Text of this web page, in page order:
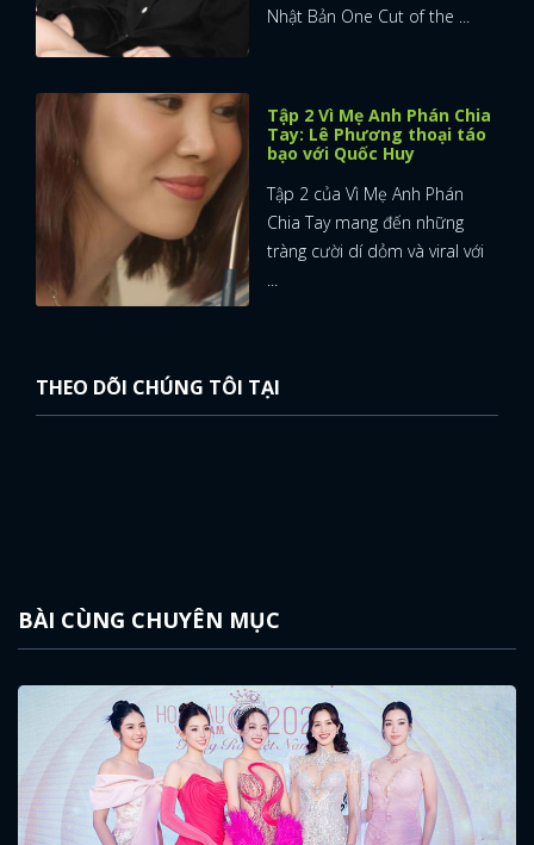
Nhật Bản One Cut of the ...
Tập 2 Vì Mẹ Anh Phán Chia
Tay: Lê Phương thoại táo
bạo với Quốc Huy
Tập 2 của Vì Mẹ Anh Phán
Chia Tay mang đến những
tràng cười dí dỏm và viral với
THEO DÕI CHÚNG TÔI TẠI
BÀI CÙNG CHUYÊN MỤC